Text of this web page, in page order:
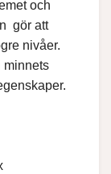
och
gör att
nivåer.
minnets